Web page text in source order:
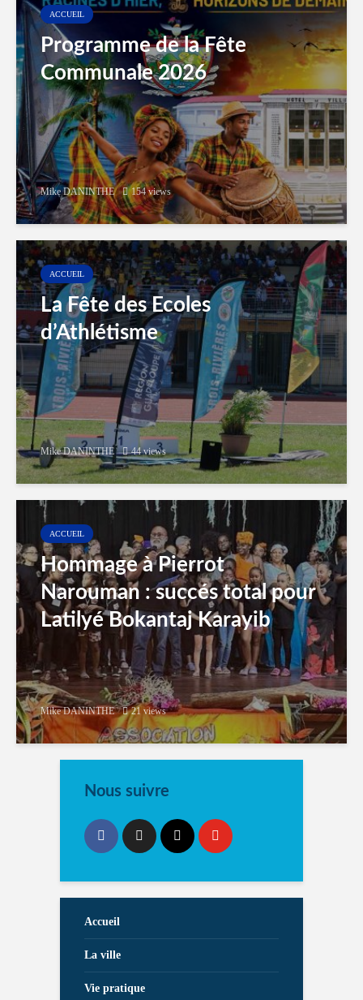
ACCUEIL
Programme de la Fête
Communale 2026
Mike DANINTHE 154 views
ACCUEIL
La Fête des Ecoles
d’Athlétisme
Mike DANINTHE 44 views
ACCUEIL
Hommage à Pierrot
Narouman : succés total pour
Latilyé Bokantaj Karayib
Mike DANINTHE 21 views
Nous suivre
Accueil
La ville
Vie pratique